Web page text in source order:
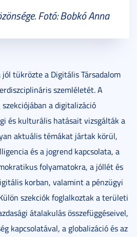
Fotó: Bobkó Anna
tükrözte a Digitális Társadalom
szemléletét. A
a digitalizáció
és kulturális hatásait vizsgálták a
aktuális témákat jártak körül,
és a jogrend kapcsolata, a
folyamatokra, a jóllét és
korban, valamint a pénzügyi
szekciók foglalkoztak a területi
átalakulás összefüggéseivel,
kapcsolatával, a globalizáció és az